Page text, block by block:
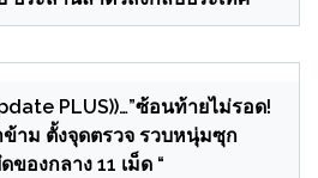
PLUS))…”ซ้อนท้ายไม่รอด!
ข้าม ตั้งจุดตรวจ รวบหนุ่มซุก
ของกลาง 11 เม็ด “